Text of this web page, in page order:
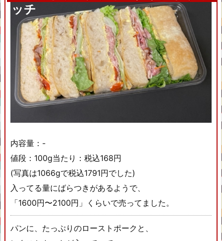
ッチ
内容量：-
値段：100g当たり：税込168円
(写真は1066gで税込1791円でした)
入ってる量にばらつきがあるようで、
「1600円〜2100円」くらいで売ってました。
パンに、たっぷりのローストポークと、